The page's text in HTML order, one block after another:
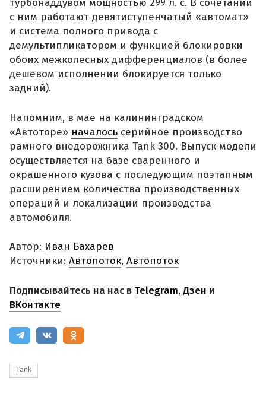
турбонаддувом мощностью 299 л. с. В сочетании
с ним работают девятиступенчатый «автомат»
и система полного привода с
демультипликатором и функцией блокировки
обоих межколесных дифференциалов (в более
дешевом исполнении блокируется только
задний).
Напомним, в мае на калининградском
«Автоторе» началось серийное производство
рамного внедорожника Tank 300. Выпуск модели
осуществляется на базе сваренного и
окрашенного кузова с последующим поэтапным
расширением количества производственных
операций и локализации производства
автомобиля.
Автор: Иван Бахарев
Источники: Автопоток, Автопоток
Подписывайтесь на нас в Telegram,Дзен и
ВКонтакте
Tank